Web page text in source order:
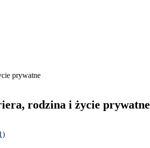
prywatne
rodzina i życie prywatne